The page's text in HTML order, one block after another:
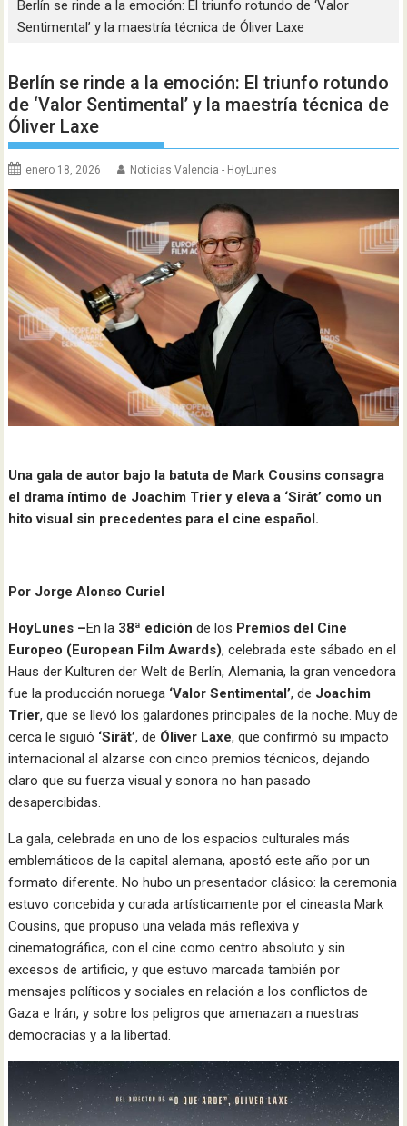
Berlín se rinde a la emoción: El triunfo rotundo de ‘Valor
Sentimental’ y la maestría técnica de Óliver Laxe
Berlín se rinde a la emoción: El triunfo rotundo
de ‘Valor Sentimental’ y la maestría técnica de
Óliver Laxe
enero 18, 2026 Noticias Valencia - HoyLunes
Una gala de autor bajo la batuta de Mark Cousins consagra
el drama íntimo de Joachim Trier y eleva a ‘Sirât’ como un
hito visual sin precedentes para el cine español.
Por Jorge Alonso Curiel
HoyLunes –En la 38ª edición de los Premios del Cine
Europeo (European Film Awards), celebrada este sábado en el
Haus der Kulturen der Welt de Berlín, Alemania, la gran vencedora
fue la producción noruega ‘Valor Sentimental’, de Joachim
Trier, que se llevó los galardones principales de la noche. Muy de
cerca le siguió ‘Sirât’, de Óliver Laxe, que confirmó su impacto
internacional al alzarse con cinco premios técnicos, dejando
claro que su fuerza visual y sonora no han pasado
desapercibidas.
La gala, celebrada en uno de los espacios culturales más
emblemáticos de la capital alemana, apostó este año por un
formato diferente. No hubo un presentador clásico: la ceremonia
estuvo concebida y curada artísticamente por el cineasta Mark
Cousins, que propuso una velada más reflexiva y
cinematográfica, con el cine como centro absoluto y sin
excesos de artificio, y que estuvo marcada también por
mensajes políticos y sociales en relación a los conflictos de
Gaza e Irán, y sobre los peligros que amenazan a nuestras
democracias y a la libertad.